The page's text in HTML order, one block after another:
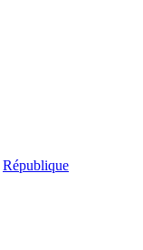
République